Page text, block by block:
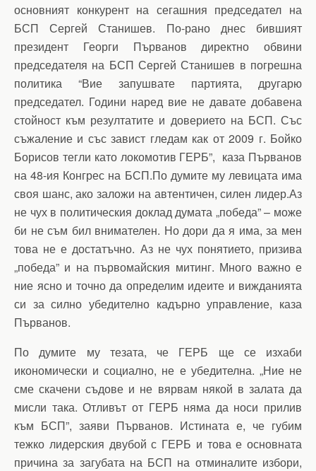
основният конкурент на сегашния председател на
БСП Сергей Станишев. По-рано днес бившият
президент Георги Първанов директно обвини
председателя на БСП Сергей Станишев в погрешна
политика “Вие запушвате партията, другарю
председател. Години наред вие не давате добавена
стойност към резултатите и доверието на БСП. Със
съжаление и със завист гледам как от 2009 г. Бойко
Борисов тегли като локомотив ГЕРБ”, каза Първанов
на 48-ия Конгрес на БСП.По думите му левицата има
своя шанс, ако заложи на автентичен, силен лидер.Аз
не чух в политическия доклад думата „победа” – може
би не съм бил внимателен. Но дори да я има, за мен
това не е достатъчно. Аз не чух понятието, призива
„победа” и на първомайския митинг. Много важно е
ние ясно и точно да определим идеите и вижданията
си за силно убедително кадърно управление, каза
Първанов.
По думите му тезата, че ГЕРБ ще се изхаби
икономически и социално, не е убедителна. „Ние не
сме скачени съдове и не вярвам някой в залата да
мисли така. Отливът от ГЕРБ няма да носи прилив
към БСП”, заяви Първанов. Истината е, че губим
тежко лидерския двубой с ГЕРБ и това е основната
причина за загубата на БСП на отминалите избори,